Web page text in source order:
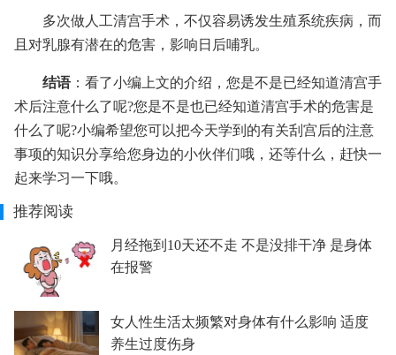
多次做人工清宫手术，不仅容易诱发生殖系统疾病，而
且对乳腺有潜在的危害，影响日后哺乳。
结语：看了小编上文的介绍，您是不是已经知道清宫手
术后注意什么了呢?您是不是也已经知道清宫手术的危害是
什么了呢?小编希望您可以把今天学到的有关刮宫后的注意
事项的知识分享给您身边的小伙伴们哦，还等什么，赶快一
起来学习一下哦。
推荐阅读
月经拖到10天还不走 不是没排干净 是身体
在报警
女人性生活太频繁对身体有什么影响 适度
养生过度伤身